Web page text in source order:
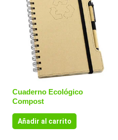
Cuaderno Ecológico
Compost
Añadir al carrito